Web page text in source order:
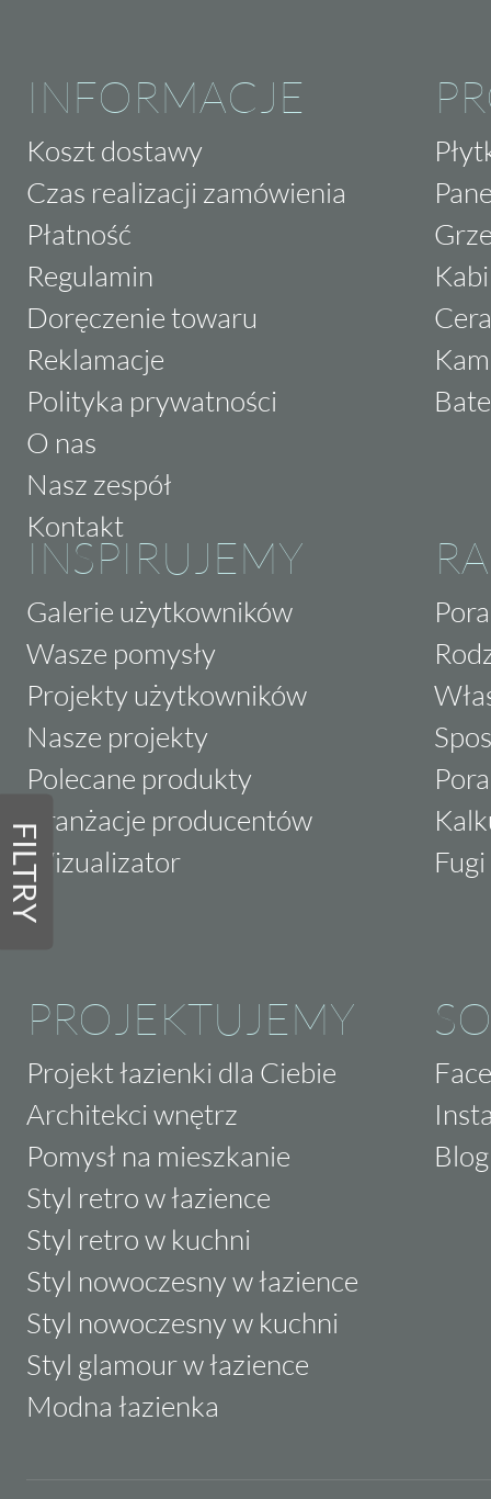
FILTRY
INFORMACJE
Koszt dostawy
Czas realizacji zamówienia
Płatność
Regulamin
Doręczenie towaru
Reklamacje
Polityka prywatności
O nas
Nasz zespół
Kontakt
INSPIRUJEMY
Galerie użytkowników
Wasze pomysły
Projekty użytkowników
Nasze projekty
Polecane produkty
Aranżacje producentów
Wizualizator
PROJEKTUJEMY
Projekt łazienki dla Ciebie
Architekci wnętrz
Pomysł na mieszkanie
Styl retro w łazience
Styl retro w kuchni
Styl nowoczesny w łazience
Styl nowoczesny w kuchni
Styl glamour w łazience
Modna łazienka
Blog